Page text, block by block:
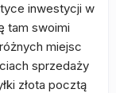
inwestycji w
tam swoimi
miejsc
sprzedaży
złota pocztą